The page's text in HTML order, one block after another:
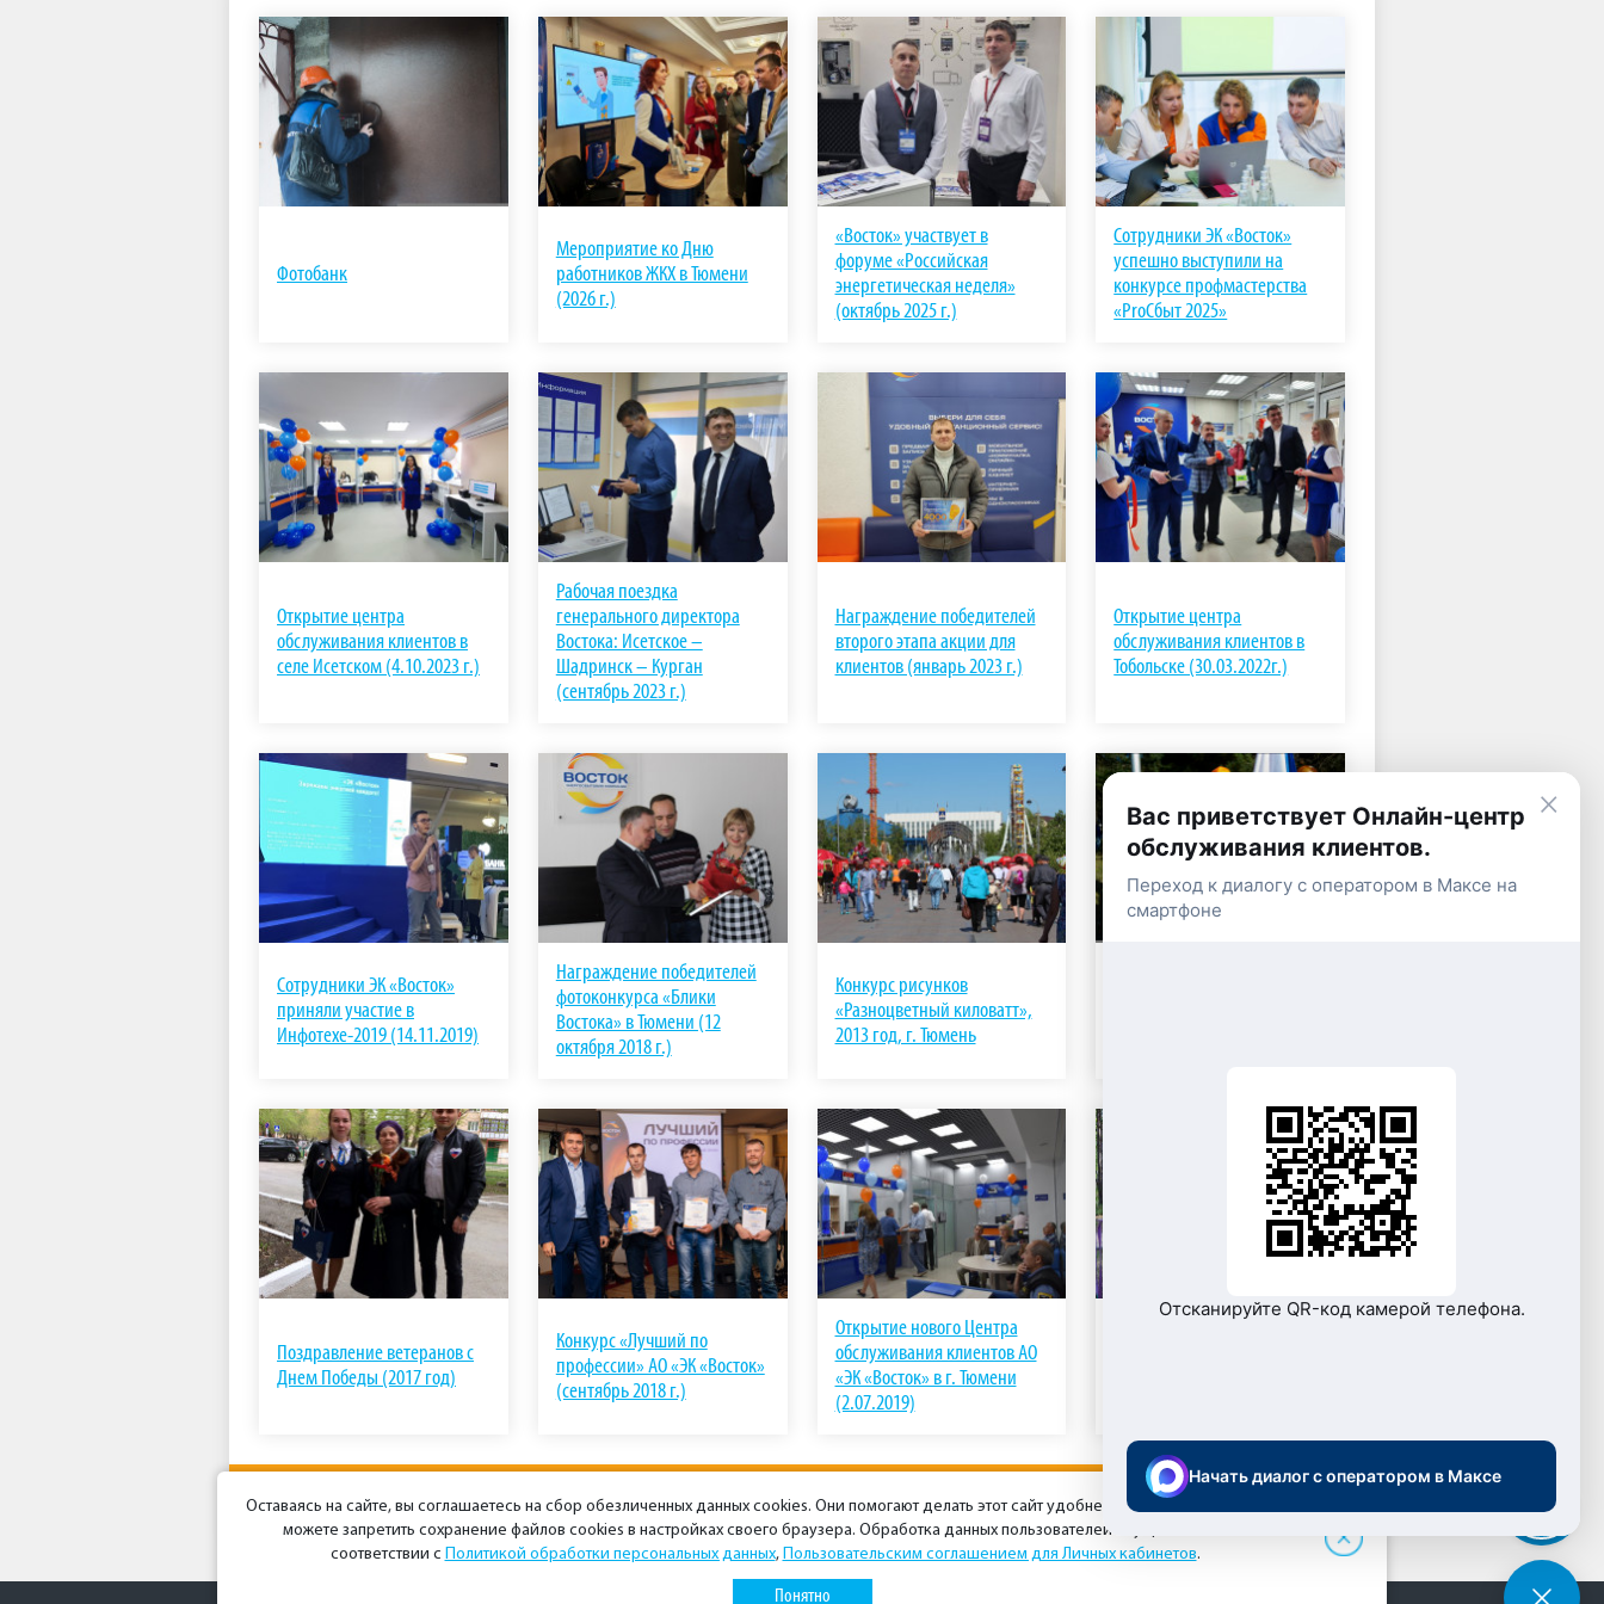
Фотобанк
Мероприятие ко Дню
работников ЖКХ в Тюмени
(2026 г.)
«Восток» участвует в
форуме «Российская
энергетическая неделя»
(октябрь 2025 г.)
Сотрудники ЭК «Восток»
успешно выступили на
конкурсе профмастерства
«ProСбыт 2025»
Открытие центра
обслуживания клиентов в
селе Исетском (4.10.2023 г.)
Рабочая поездка
генерального директора
Востока: Исетское –
Шадринск – Курган
(сентябрь 2023 г.)
Награждение победителей
второго этапа акции для
клиентов (январь 2023 г.)
Открытие центра
обслуживания клиентов в
Тобольске (30.03.2022г.)
Сотрудники ЭК «Восток»
приняли участие в
Инфотехе-2019 (14.11.2019)
Награждение победителей
фотоконкурса «Блики
Востока» в Тюмени (12
октября 2018 г.)
Конкурс рисунков
«Разноцветный киловатт»,
2013 год, г. Тюмень
Поздравление ветеранов с
Днем Победы (2017 год)
Конкурс «Лучший по
профессии» АО «ЭК «Восток»
(сентябрь 2018 г.)
Открытие нового Центра
обслуживания клиентов АО
«ЭК «Восток» в г. Тюмени
(2.07.2019)
1 2 Следующая страница
Оставаясь на сайте, вы соглашаетесь на сбор обезличенных данных cookies. Они помогают делать этот сайт удобнее для пользователей. Вы
можете запретить сохранение файлов cookies в настройках своего браузера. Обработка данных пользователей осуществляется в
соответствии с Политикой обработки персональных данных, Пользовательским соглашением для Личных кабинетов.
Понятно
×
Вас приветствует Онлайн-центр
обслуживания клиентов.
Переход к диалогу с оператором в Максе на
смартфоне
Отсканируйте QR-код камерой телефона.
Начать диалог с оператором в Максе